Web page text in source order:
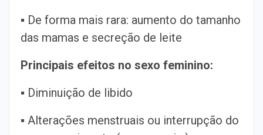
▪ De forma mais rara: aumento do tamanho
das mamas e secreção de leite
Principais efeitos no sexo feminino:
▪ Diminuição de libido
▪ Alterações menstruais ou interrupção do